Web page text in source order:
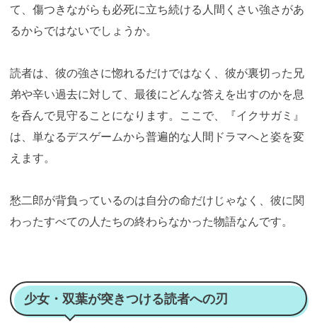
て、傷つきながらも必死に立ち続ける人間くさい強さがあ
るからではないでしょうか。
読者は、彼の強さに惚れるだけではなく、彼が裏切った兄
弟や辛い過去に対して、最後にどんな答えを出すのかを息
を呑んで見守ることになります。ここで、『イクサガミ』
は、単なるデスゲームから普遍的な人間ドラマへと姿を変
えます。
愁二郎が背負っているのは自分の命だけじゃなく、彼に関
わったすべての人たちの終わらなかった物語なんです。
少女・双葉が突きつける読者への刃